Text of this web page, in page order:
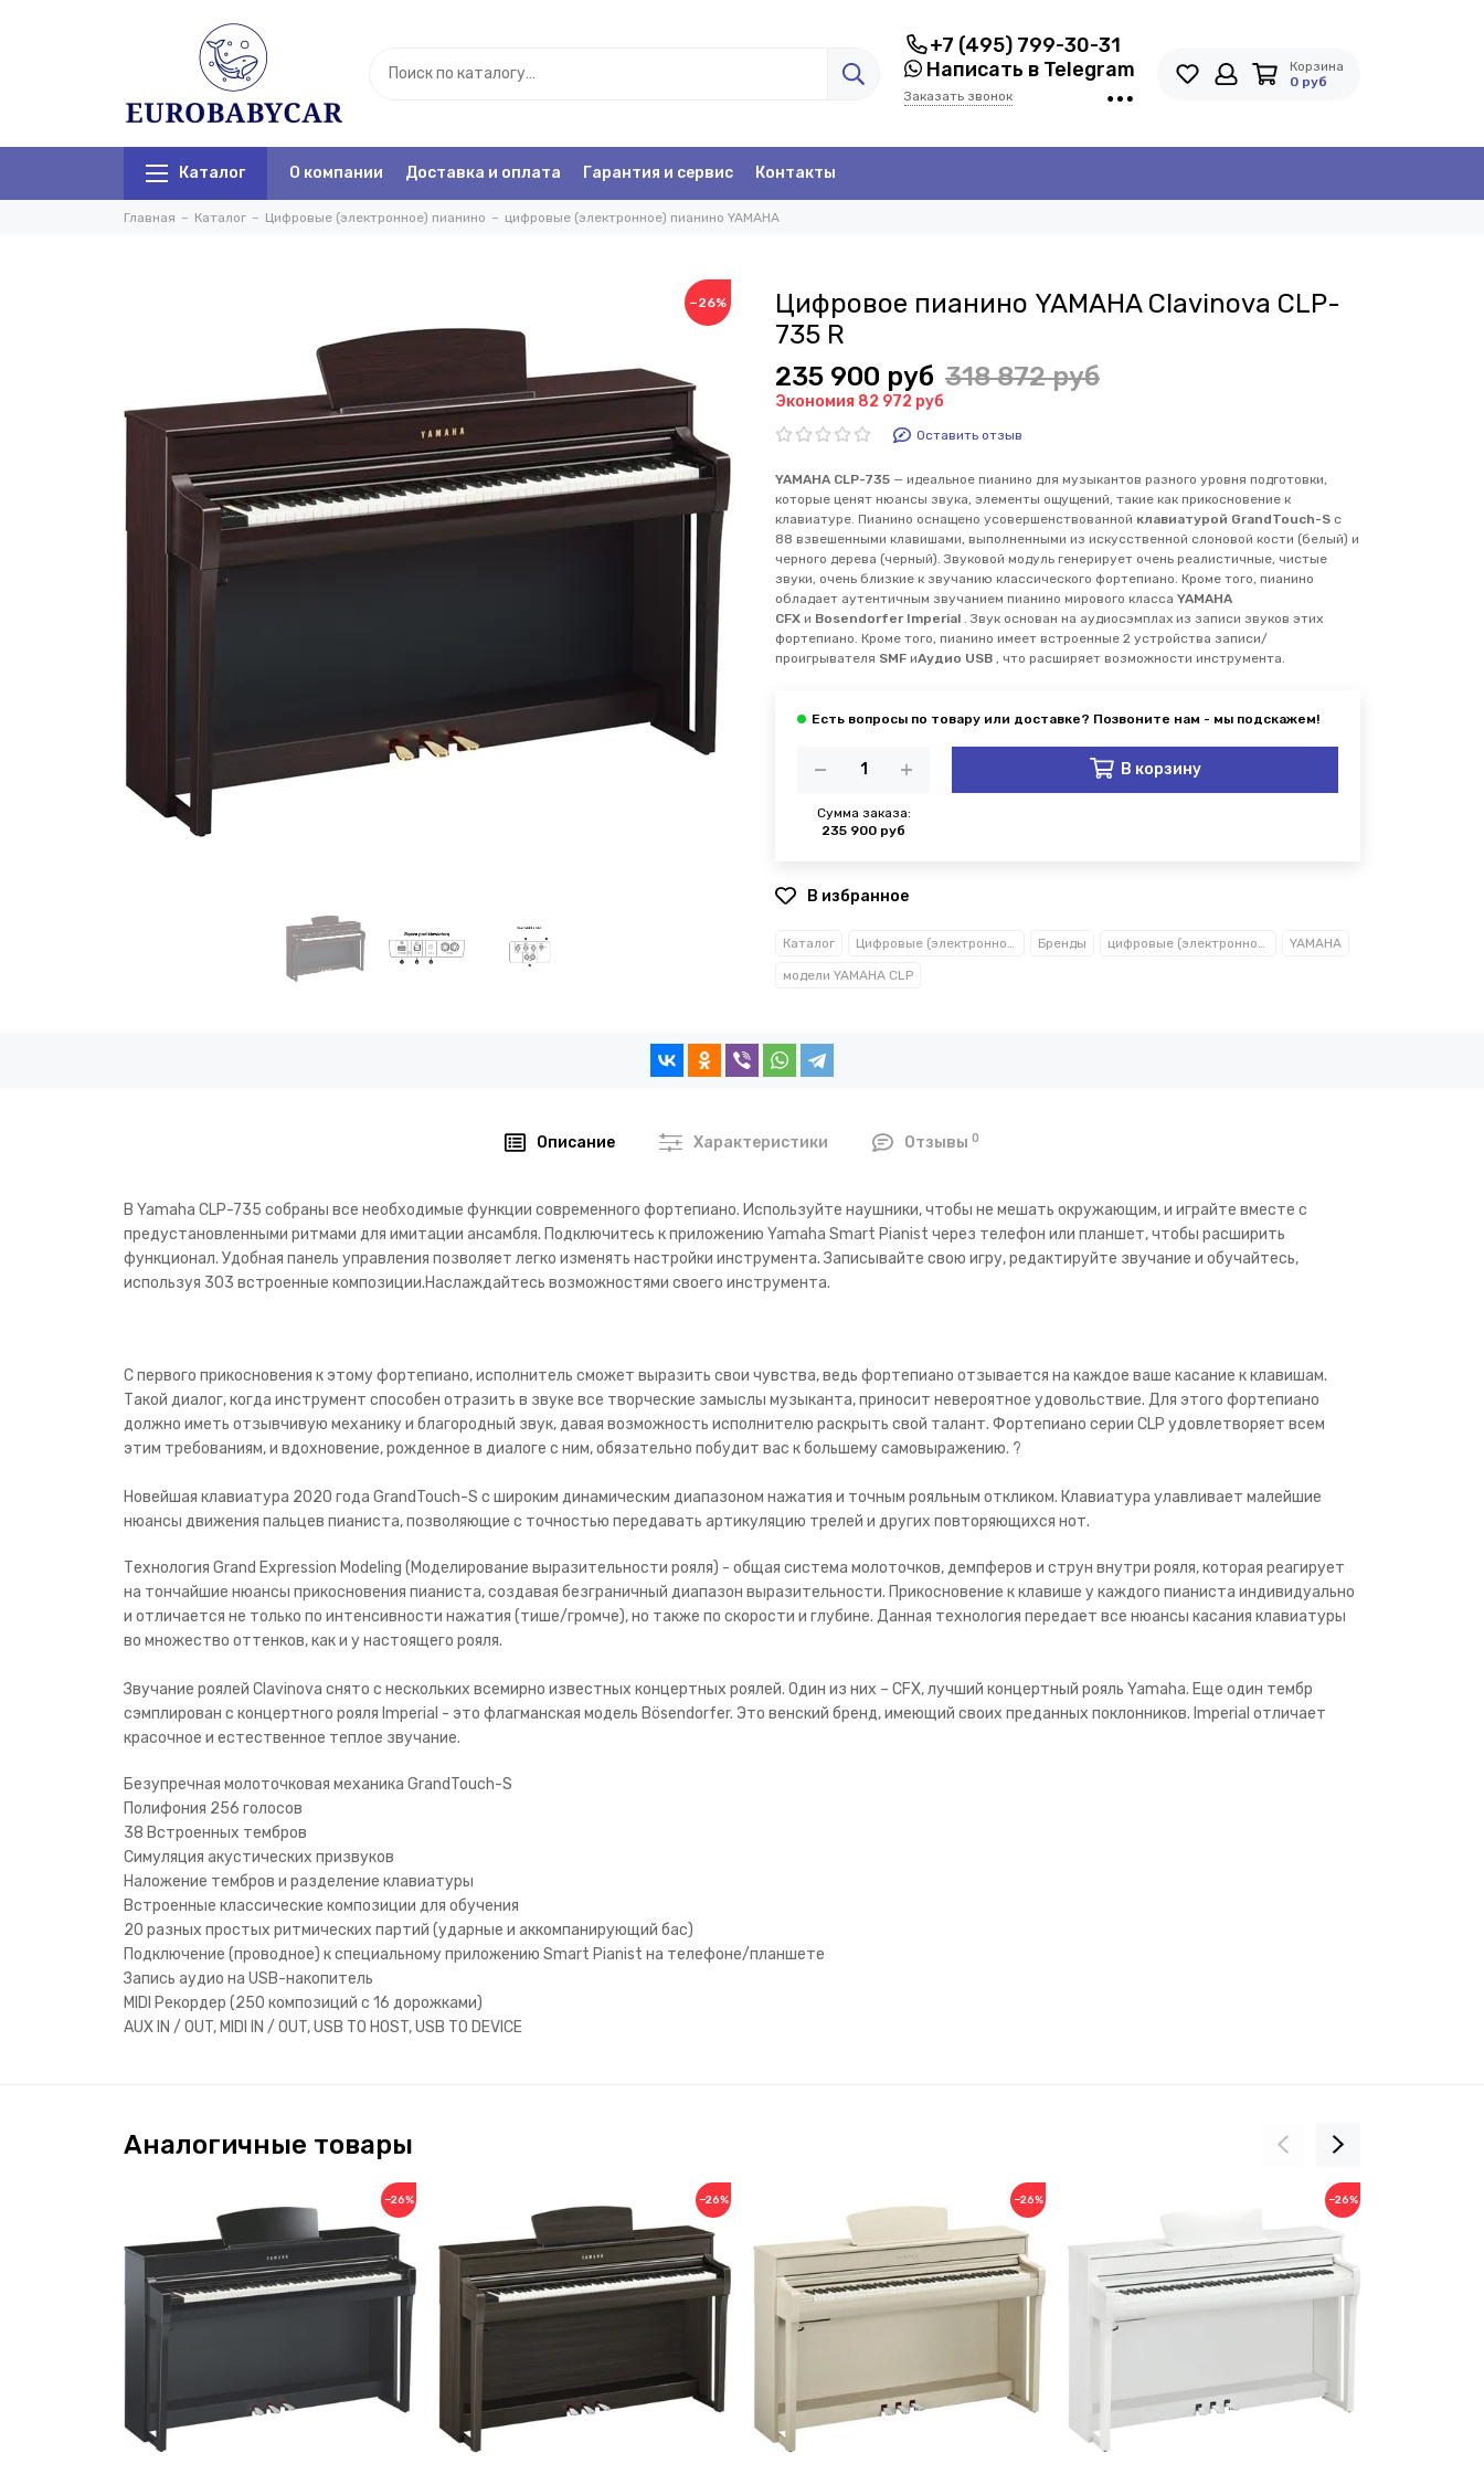
+7 (495) 799-30-31
Написать в Telegram
Заказать звонок
Корзина
0 руб
Каталог О компании Доставка и оплата Гарантия и сервис Контакты
Главная Каталог Цифровые (электронное) пианино цифровые (электронное) пианино YAMAHA
−26%
Цифровое пианино YAMAHA Clavinova CLP-
735 R
235 900 руб 318 872 руб
Экономия 82 972 руб
Оставить отзыв
YAMAHA CLP-735 — идеальное пианино для музыкантов разного уровня подготовки,
которые ценят нюансы звука, элементы ощущений, такие как прикосновение к
клавиатуре. Пианино оснащено усовершенствованной клавиатурой GrandTouch-S с
88 взвешенными клавишами, выполненными из искусственной слоновой кости (белый) и
черного дерева (черный). Звуковой модуль генерирует очень реалистичные, чистые
звуки, очень близкие к звучанию классического фортепиано. Кроме того, пианино
обладает аутентичным звучанием пианино мирового класса YAMAHA
CFX и Bosendorfer Imperial . Звук основан на аудиосэмплах из записи звуков этих
фортепиано. Кроме того, пианино имеет встроенные 2 устройства записи/
проигрывателя SMF иАудио USB , что расширяет возможности инструмента.
Сумма заказа:
235 900 руб
В корзину
В избранное
Каталог Цифровые (электронное) пианино Бренды цифровые (электронное) пианино YAMAHA YAMAHA
модели YAMAHA CLP
Описание Характеристики Отзывы 0
В Yamaha CLP-735 собраны все необходимые функции современного фортепиано. Используйте наушники, чтобы не мешать окружающим, и играйте вместе с
предустановленными ритмами для имитации ансамбля. Подключитесь к приложению Yamaha Smart Pianist через телефон или планшет, чтобы расширить
функционал. Удобная панель управления позволяет легко изменять настройки инструмента. Записывайте свою игру, редактируйте звучание и обучайтесь,
используя 303 встроенные композиции.Наслаждайтесь возможностями своего инструмента.
С первого прикосновения к этому фортепиано, исполнитель сможет выразить свои чувства, ведь фортепиано отзывается на каждое ваше касание к клавишам.
Такой диалог, когда инструмент способен отразить в звуке все творческие замыслы музыканта, приносит невероятное удовольствие. Для этого фортепиано
должно иметь отзывчивую механику и благородный звук, давая возможность исполнителю раскрыть свой талант. Фортепиано серии CLP удовлетворяет всем
этим требованиям, и вдохновение, рожденное в диалоге с ним, обязательно побудит вас к большему самовыражению. ?
Новейшая клавиатура 2020 года GrandTouch-S с широким динамическим диапазоном нажатия и точным рояльным откликом. Клавиатура улавливает малейшие
нюансы движения пальцев пианиста, позволяющие с точностью передавать артикуляцию трелей и других повторяющихся нот.
Технология Grand Expression Modeling (Моделирование выразительности рояля) - общая система молоточков, демпферов и струн внутри рояля, которая реагирует
на тончайшие нюансы прикосновения пианиста, создавая безграничный диапазон выразительности. Прикосновение к клавише у каждого пианиста индивидуально
и отличается не только по интенсивности нажатия (тише/громче), но также по скорости и глубине. Данная технология передает все нюансы касания клавиатуры
во множество оттенков, как и у настоящего рояля.
Звучание роялей Clavinova снято с нескольких всемирно известных концертных роялей. Один из них – CFX, лучший концертный рояль Yamaha. Еще один тембр
сэмплирован с концертного рояля Imperial - это флагманская модель Bösendorfer. Это венский бренд, имеющий своих преданных поклонников. Imperial отличает
красочное и естественное теплое звучание.
Безупречная молоточковая механика GrandTouch-S
Полифония 256 голосов
38 Встроенных тембров
Симуляция акустических призвуков
Наложение тембров и разделение клавиатуры
Встроенные классические композиции для обучения
20 разных простых ритмических партий (ударные и аккомпанирующий бас)
Подключение (проводное) к специальному приложению Smart Pianist на телефоне/планшете
Запись аудио на USB-накопитель
MIDI Рекордер (250 композиций с 16 дорожками)
AUX IN / OUT, MIDI IN / OUT, USB TO HOST, USB TO DEVICE
Аналогичные товары
−26% −26% −26% −26%